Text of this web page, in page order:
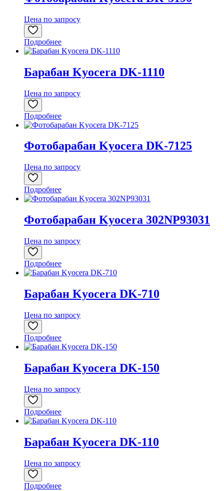
Цена по запросу
Подробнее
Барабан Kyocera DK-1110
Цена по запросу
Подробнее
Фотобарабан Kyocera DK-7125
Цена по запросу
Подробнее
Фотобарабан Kyocera 302NP93031
Цена по запросу
Подробнее
Барабан Kyocera DK-710
Цена по запросу
Подробнее
Барабан Kyocera DK-150
Цена по запросу
Подробнее
Барабан Kyocera DK-110
Цена по запросу
Подробнее